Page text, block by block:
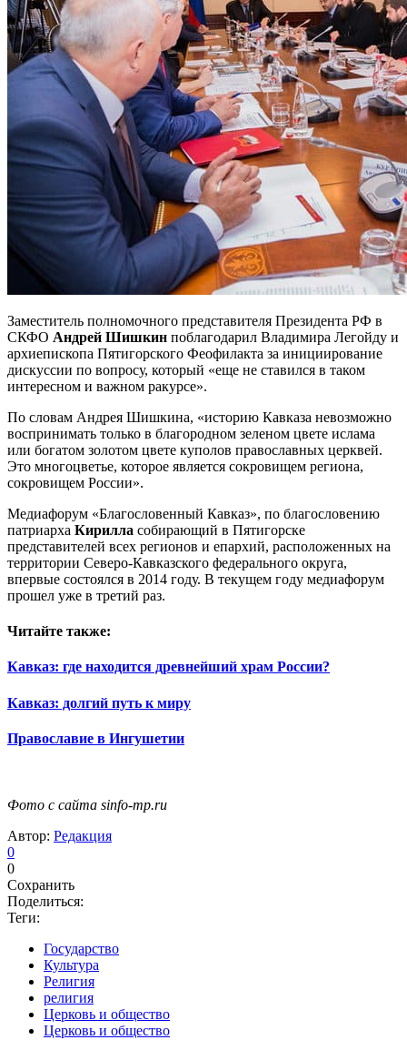
Заместитель полномочного представителя Президента РФ в
СКФО Андрей Шишкин поблагодарил Владимира Легойду и
архиепископа Пятигорского Феофилакта за инициирование
дискуссии по вопросу, который «еще не ставился в таком
интересном и важном ракурсе».
По словам Андрея Шишкина, «историю Кавказа невозможно
воспринимать только в благородном зеленом цвете ислама
или богатом золотом цвете куполов православных церквей.
Это многоцветье, которое является сокровищем региона,
сокровищем России».
Медиафорум «Благословенный Кавказ», по благословению
патриарха Кирилла собирающий в Пятигорске
представителей всех регионов и епархий, расположенных на
территории Северо-Кавказского федерального округа,
впервые состоялся в 2014 году. В текущем году медиафорум
прошел уже в третий раз.
Читайте также:
Кавказ: где находится древнейший храм России?
Кавказ: долгий путь к миру
Православие в Ингушетии
Фото с сайта sinfo-mp.ru
Автор: Редакция
0
0
Сохранить
Поделиться:
Теги:
Государство
Культура
Религия
религия
Церковь и общество
Церковь и общество